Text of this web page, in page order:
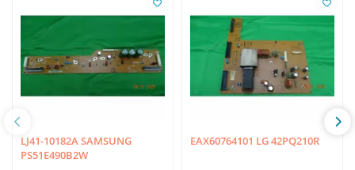
LJ41-10182A SAMSUNG
PS51E490B2W
EAX60764101 LG 42PQ210R